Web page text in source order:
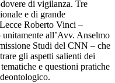
di vigilanza. Tre
e di grande
Roberto Vinci –
all’Avv. Anselmo
Studi del CNN – che
gli aspetti salienti dei
e questioni pratiche